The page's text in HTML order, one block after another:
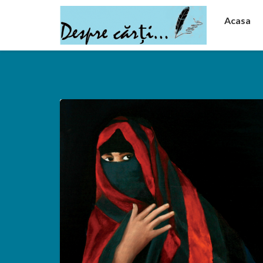
Acasa